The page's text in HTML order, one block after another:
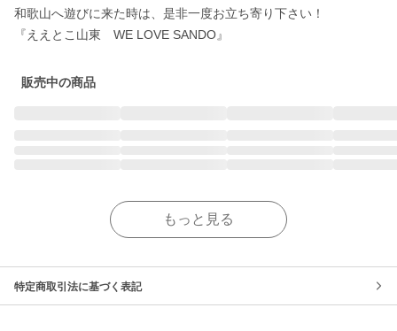
和歌山へ遊びに来た時は、是非一度お立ち寄り下さい！
『ええとこ山東　WE LOVE SANDO』
販売中の商品
もっと見る
特定商取引法に基づく表記